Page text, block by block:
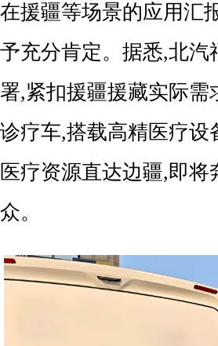
在援疆等场景的应用汇
予充分肯定。据悉,北汽
署,紧扣援疆援藏实际
诊疗车,搭载高精医疗
医疗资源直达边疆,即
众。